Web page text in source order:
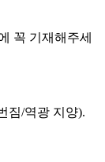
꼭 기재해주세
짐/역광 지양).